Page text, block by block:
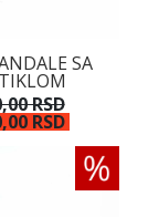
SA
RSD
RSD